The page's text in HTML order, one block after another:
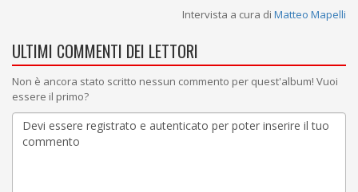
Intervista a cura di Matteo Mapelli
ULTIMI COMMENTI DEI LETTORI
Non è ancora stato scritto nessun commento per quest'album! Vuoi
essere il primo?